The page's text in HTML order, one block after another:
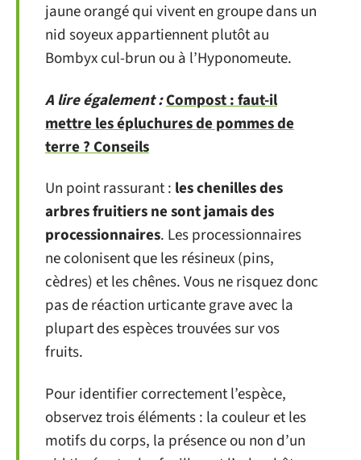
jaune orangé qui vivent en groupe dans un
nid soyeux appartiennent plutôt au
Bombyx cul-brun ou à l’Hyponomeute.
A lire également :Compost : faut-il
mettre les épluchures de pommes de
terre ? Conseils
Un point rassurant : les chenilles des
arbres fruitiers ne sont jamais des
processionnaires. Les processionnaires
ne colonisent que les résineux (pins,
cèdres) et les chênes. Vous ne risquez donc
pas de réaction urticante grave avec la
plupart des espèces trouvées sur vos
fruits.
Pour identifier correctement l’espèce,
observez trois éléments : la couleur et les
motifs du corps, la présence ou non d’un